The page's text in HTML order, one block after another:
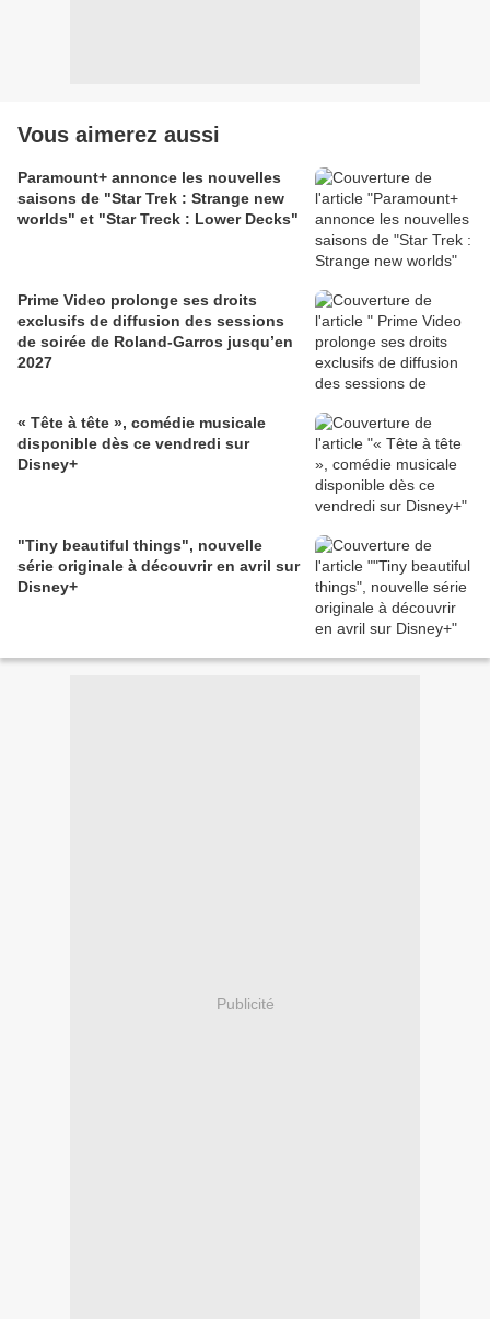
Vous aimerez aussi
Paramount+ annonce les nouvelles
saisons de "Star Trek : Strange new
worlds" et "Star Treck : Lower Decks"
Prime Video prolonge ses droits
exclusifs de diffusion des sessions
de soirée de Roland-Garros jusqu’en
2027
« Tête à tête », comédie musicale
disponible dès ce vendredi sur
Disney+
"Tiny beautiful things", nouvelle
série originale à découvrir en avril sur
Disney+
Publicité